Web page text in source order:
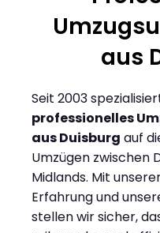
aus
Seit 2003
professionelles
aus Duisburg auf
Umzügen zwischen
Midlands. Mit
Erfahrung und
stellen wir sicher,